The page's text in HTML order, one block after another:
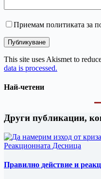
Приемам политиката за
Публикуване
This site uses Akismet to
data is processed.
Най-четени
Други публикации,
Правилно действие и